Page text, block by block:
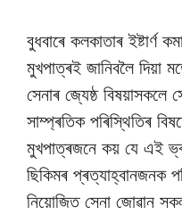
বুধবাৰে কলকাতাৰ ইষ্টাৰ্ণ
মুখপাত্ৰই জানিবলৈ দিয়া
সেনাৰ জ্যেষ্ঠ বিষয়াসকলে
সাম্প্ৰতিক পৰিস্থিতিৰ
মুখপাত্ৰজনে কয় যে এই
ছিকিমৰ প্ৰত্যাহ্বানজনক
নিয়োজিত সেনা জোৱান